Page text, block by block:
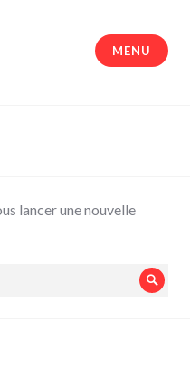
MENU
lancer une nouvelle